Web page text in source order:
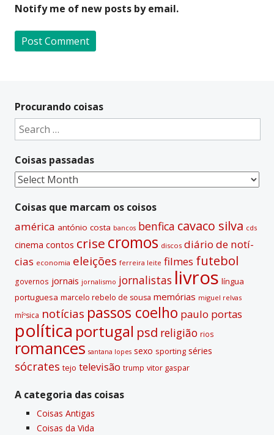
Notify me of new posts by email.
t
e
a
t
i
v
Procurando coisas
Search
for:
Coisas passadas
Coisas
Coisas que marcam os coisos
américa antónio costa bancos benfica cavaco silva cds
cinema contos crise cromos discos diário de notí­
cias economia eleições ferreira leite filmes futebol
governos jornais jornalismo jornalistas livros lí­ngua
portuguesa marcelo rebelo de sousa memórias miguel relvas
míºsica notí­cias passos coelho paulo portas
polí­tica portugal psd religião rios
romances santana lopes sexo sporting séries
sócrates tejo televisão trump vitor gaspar
A categoria das coisas
Coisas Antigas
Coisas da Vida